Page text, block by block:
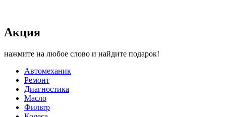
Акция
нажмите на любое слово и найдите подарок!
Автомеханик
Ремонт
Диагностика
Масло
Фильтр